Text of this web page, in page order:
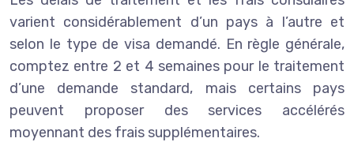
varient considérablement d’un pays à l’autre et
selon le type de visa demandé. En règle générale,
comptez entre 2 et 4 semaines pour le traitement
d’une demande standard, mais certains pays
peuvent proposer des services accélérés
moyennant des frais supplémentaires.